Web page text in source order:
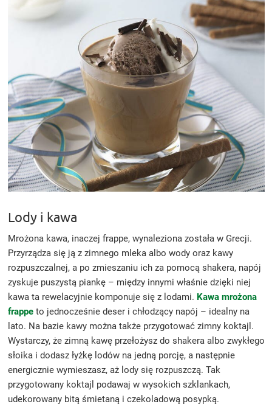
Lody i kawa
Mrożona kawa, inaczej frappe, wynaleziona została w Grecji.
Przyrządza się ją z zimnego mleka albo wody oraz kawy
rozpuszczalnej, a po zmieszaniu ich za pomocą shakera, napój
zyskuje puszystą piankę – między innymi właśnie dzięki niej
kawa ta rewelacyjnie komponuje się z lodami. Kawa mrożona
frappeto jednocześnie deser i chłodzący napój – idealny na
lato. Na bazie kawy można także przygotować zimny koktajl.
Wystarczy, że zimną kawę przełożysz do shakera albo zwykłego
słoika i dodasz łyżkę lodów na jedną porcję, a następnie
energicznie wymieszasz, aż lody się rozpuszczą. Tak
przygotowany koktajl podawaj w wysokich szklankach,
udekorowany bitą śmietaną i czekoladową posypką.